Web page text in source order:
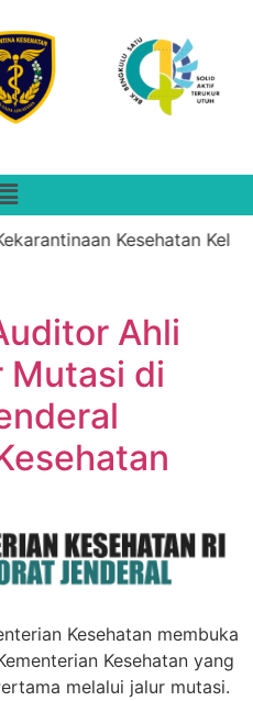
Kesehatan
Ahli
Mutasi di
Kesehatan membuka
Kesehatan yang
melalui jalur mutasi.